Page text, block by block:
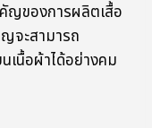
ญของการผลิตเสื้อ
จะสามารถ
เนื้อผ้าได้อย่างคม